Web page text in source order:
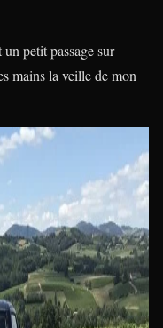
petit passage sur
mains la veille de mon